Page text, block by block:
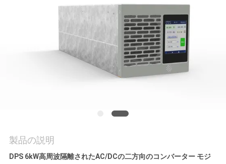
せ
製品の説明
DPS 6kW高周波隔離されたAC/DCの二方向のコンバーター モジ